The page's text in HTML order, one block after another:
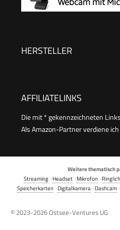
Live-Streaming
HERSTELLER
AFFILIATELINKS
Die mit * gekennzeichneten
Als Amazon-Partner verdiene
Weitere thematisch
Streaming·Headset·Mikrofon·
Speicherkarten·Digitalkamera·Dashcam·
© 2023-2026Ostsee-Ventures UG